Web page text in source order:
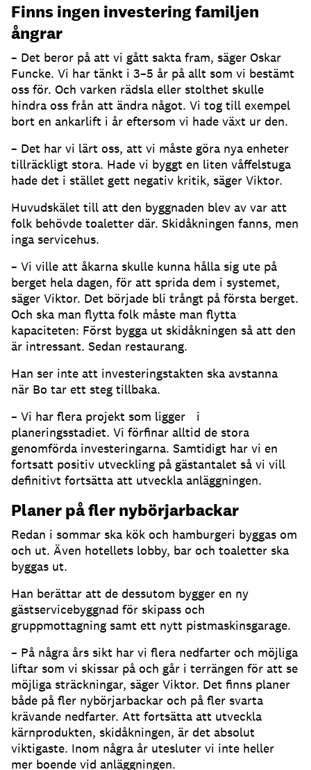
Finns ingen investering familjen
ångrar
– Det beror på att vi gått sakta fram, säger Oskar
Funcke. Vi har tänkt i 3–5 år på allt som vi bestämt
oss för. Och varken rädsla eller stolthet skulle
hindra oss från att ändra något. Vi tog till exempel
bort en ankarlift i år eftersom vi hade växt ur den.
– Det har vi lärt oss, att vi måste göra nya enheter
tillräckligt stora. Hade vi byggt en liten våffelstuga
hade det i stället gett negativ kritik, säger Viktor.
Huvudskälet till att den byggnaden blev av var att
folk behövde toaletter där. Skidåkningen fanns, men
inga servicehus.
– Vi ville att åkarna skulle kunna hålla sig ute på
berget hela dagen, för att sprida dem i systemet,
säger Viktor. Det började bli trångt på första berget.
Och ska man flytta folk måste man flytta
kapaciteten: Först bygga ut skidåkningen så att den
är intressant. Sedan restaurang.
Han ser inte att investeringstakten ska avstanna
när Bo tar ett steg tillbaka.
– Vi har flera projekt som ligger i
planeringsstadiet. Vi förfinar alltid de stora
genomförda investeringarna. Samtidigt har vi en
fortsatt positiv utveckling på gästantalet så vi vill
definitivt fortsätta att utveckla anläggningen.
Planer på fler nybörjarbackar
Redan i sommar ska kök och hamburgeri byggas om
och ut. Även hotellets lobby, bar och toaletter ska
byggas ut.
Han berättar att de dessutom bygger en ny
gästservicebyggnad för skipass och
gruppmottagning samt ett nytt pistmaskinsgarage.
– På några års sikt har vi flera nedfarter och möjliga
liftar som vi skissar på och går i terrängen för att se
möjliga sträckningar, säger Viktor. Det finns planer
både på fler nybörjarbackar och på fler svarta
krävande nedfarter. Att fortsätta att utveckla
kärnprodukten, skidåkningen, är det absolut
viktigaste. Inom några år utesluter vi inte heller
mer boende vid anläggningen.